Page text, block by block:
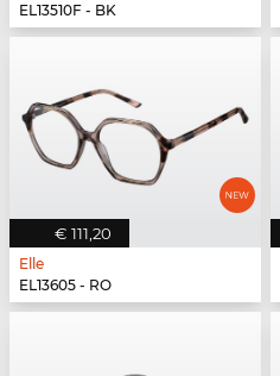
EL13510F - BK
€ 111,20
Elle
EL13605 - RO